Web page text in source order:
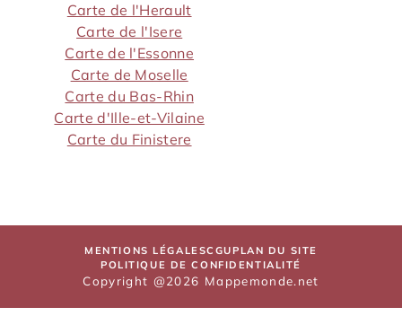
Carte de l'Herault
Carte de l'Isere
Carte de l'Essonne
Carte de Moselle
Carte du Bas-Rhin
Carte d'Ille-et-Vilaine
Carte du Finistere
MENTIONS LÉGALESCGU PLAN DU SITE
POLITIQUE DE CONFIDENTIALITÉ
Copyright @2026 Mappemonde.net